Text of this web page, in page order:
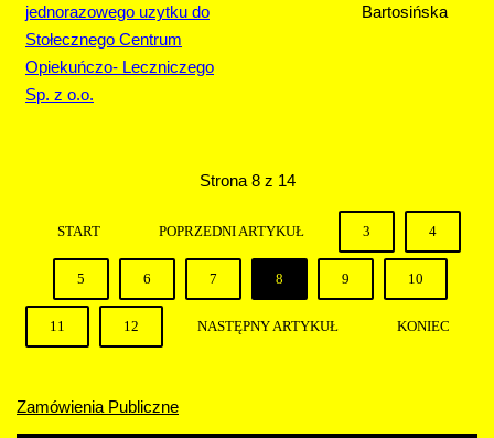
jednorazowego uzytku do
Stołecznego Centrum
Opiekuńczo- Leczniczego
Sp. z o.o.
Bartosińska
Strona 8 z 14
START POPRZEDNI ARTYKUŁ 3 4
5 6 7 8 9 10
11 12 NASTĘPNY ARTYKUŁ KONIEC
Zamówienia Publiczne